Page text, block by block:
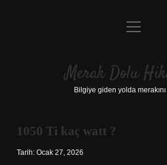
Anasayfa
Yasal Uyarı
menüyü
Merak Dolu
Bilgiye giden yolda merakını
1050 Ti kaç watt ?
Tarih: Ocak 27, 2026